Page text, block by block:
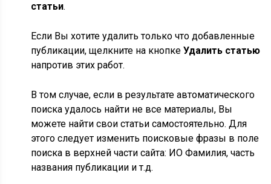
статьи.
Если Вы хотите удалить только что добавленные
публикации, щелкните на кнопкеУдалить статью
напротив этих работ.
В том случае, если в результате автоматического
поиска удалось найти не все материалы, Вы
можете найти свои статьи самостоятельно. Для
этого следует изменить поисковые фразы в поле
поиска в верхней части сайта: ИО Фамилия, часть
названия публикации и т.д.